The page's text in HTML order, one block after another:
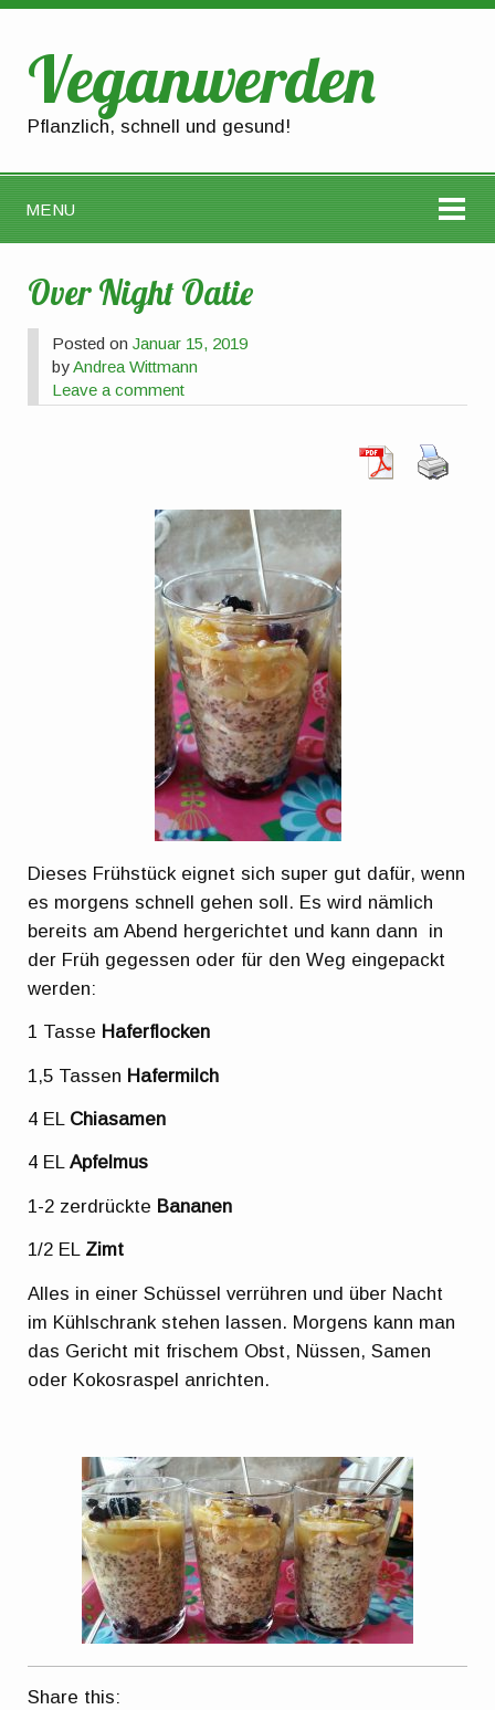
Veganwerden
Pflanzlich, schnell und gesund!
MENU
Over Night Oatie
Posted onJanuar 15, 2019
byAndrea Wittmann
Leave a comment
Dieses Frühstück eignet sich super gut dafür, wenn
es morgens schnell gehen soll. Es wird nämlich
bereits am Abend hergerichtet und kann dann in
der Früh gegessen oder für den Weg eingepackt
werden:
1 Tasse Haferflocken
1,5 Tassen Hafermilch
4 EL Chiasamen
4 ELApfelmus
1-2 zerdrückte Bananen
1/2 EL Zimt
Alles in einer Schüssel verrühren und über Nacht
im Kühlschrank stehen lassen. Morgens kann man
das Gericht mit frischem Obst, Nüssen, Samen
oder Kokosraspel anrichten.
Share this: